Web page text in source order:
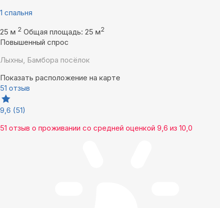
1 спальня
25 м 2 Общая площадь: 25 м2
Повышенный спрос
Лыхны, Бамбора посёлок
Показать расположение на карте
51 отзыв
9,6 (51)
51 отзыв о проживании со средней оценкой 9,6 из 10,0